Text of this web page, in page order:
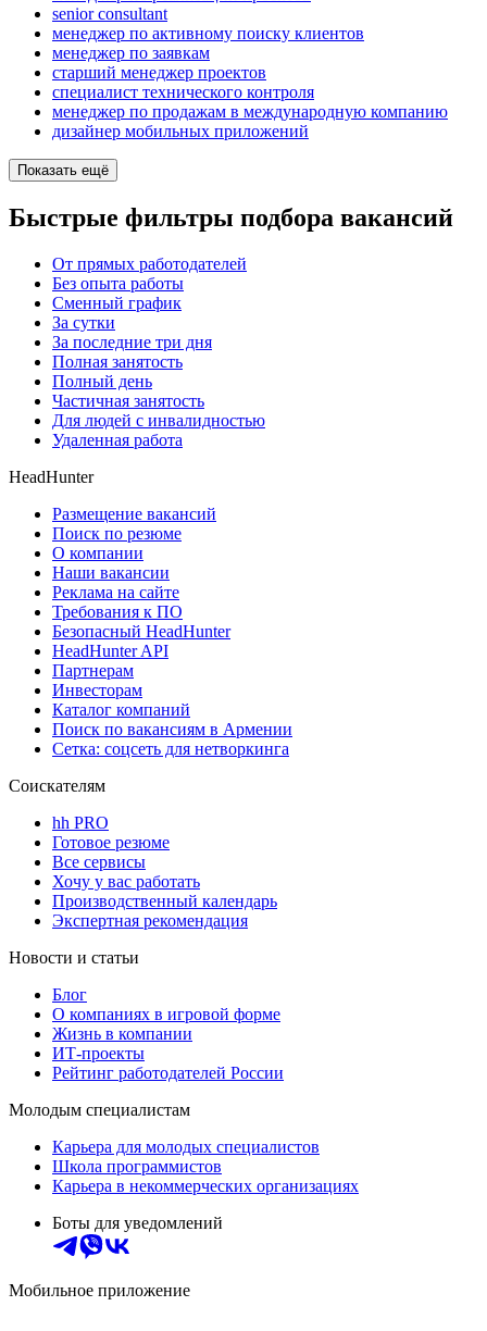
senior consultant
менеджер по активному поиску клиентов
менеджер по заявкам
старший менеджер проектов
специалист технического контроля
менеджер по продажам в международную компанию
дизайнер мобильных приложений
Показать ещё
Быстрые фильтры подбора вакансий
От прямых работодателей
Без опыта работы
Сменный график
За сутки
За последние три дня
Полная занятость
Полный день
Частичная занятость
Для людей с инвалидностью
Удаленная работа
HeadHunter
Размещение вакансий
Поиск по резюме
О компании
Наши вакансии
Реклама на сайте
Требования к ПО
Безопасный HeadHunter
HeadHunter API
Партнерам
Инвесторам
Каталог компаний
Поиск по вакансиям в Армении
Сетка: соцсеть для нетворкинга
Соискателям
hh PRO
Готовое резюме
Все сервисы
Хочу у вас работать
Производственный календарь
Экспертная рекомендация
Новости и статьи
Блог
О компаниях в игровой форме
Жизнь в компании
ИТ-проекты
Рейтинг работодателей России
Молодым специалистам
Карьера для молодых специалистов
Школа программистов
Карьера в некоммерческих организациях
Боты для уведомлений
Мобильное приложение